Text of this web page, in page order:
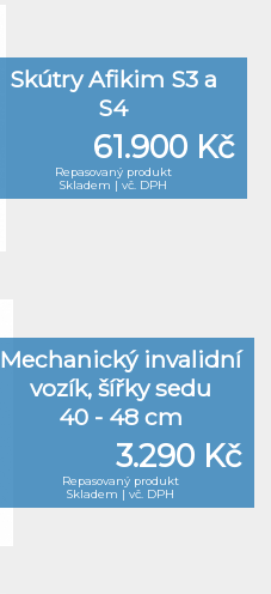
Skútry Afikim S3 a
S4
61.900 Kč
Repasovaný produkt
Skladem | vč. DPH
Mechanický invalidní
vozík, šířky sedu
40 - 48 cm
3.290 Kč
Repasovaný produkt
Skladem | vč. DPH